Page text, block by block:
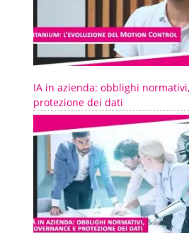
IA in azienda: obblighi
protezione dei dati